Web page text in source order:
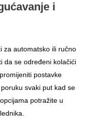
i
za automatsko ili ručno
da se određeni kolačići
postavke
svaki put kad se
potražite u